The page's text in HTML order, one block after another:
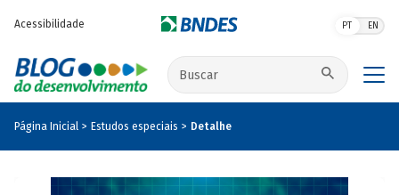
Acessibilidade PT EN
Buscar no site
Página Inicial Estudos especiais Detalhe